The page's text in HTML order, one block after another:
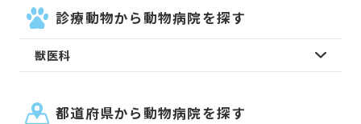
診療動物から動物病院を探す
獣医科
都道府県から動物病院を探す